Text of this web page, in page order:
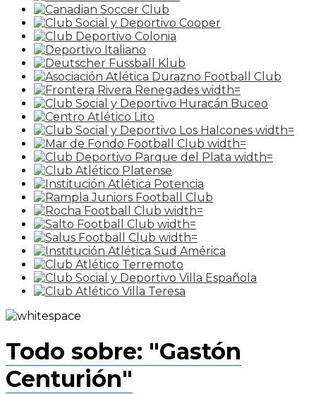
Todo sobre: "Gastón
Centurión"